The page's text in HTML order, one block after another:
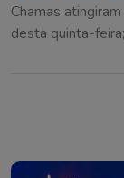
Chamas
desta quinta-